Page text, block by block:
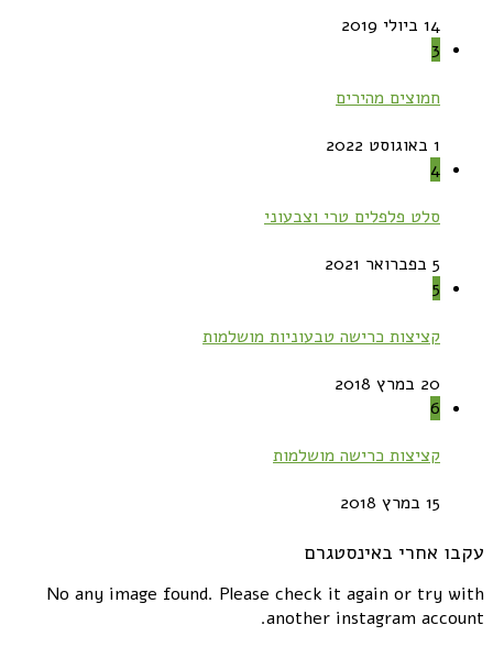
14 ביולי 2019
3
חמוצים מהירים
1 באוגוסט 2022
4
סלט פלפלים טרי וצבעוני
5 בפברואר 2021
5
קציצות כרישה טבעוניות מושלמות
20 במרץ 2018
6
קציצות כרישה מושלמות
15 במרץ 2018
עקבו אחרי באינסטגרם
No any image found. Please check it again or try with
another instagram account.